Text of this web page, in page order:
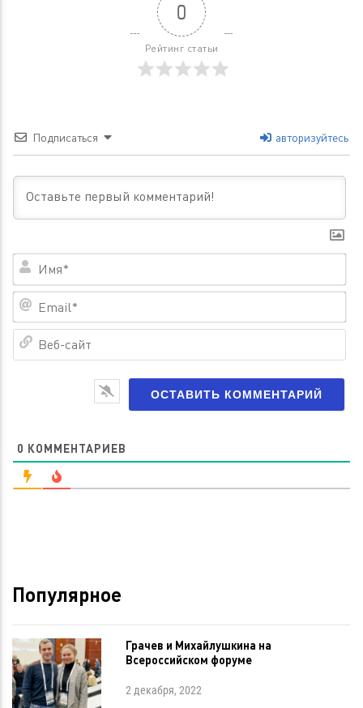
0
Рейтинг статьи
Подписаться авторизуйтесь
0 КОММЕНТАРИЕВ
Популярное
Грачев и Михайлушкина на
Всероссийском форуме
2 декабря, 2022